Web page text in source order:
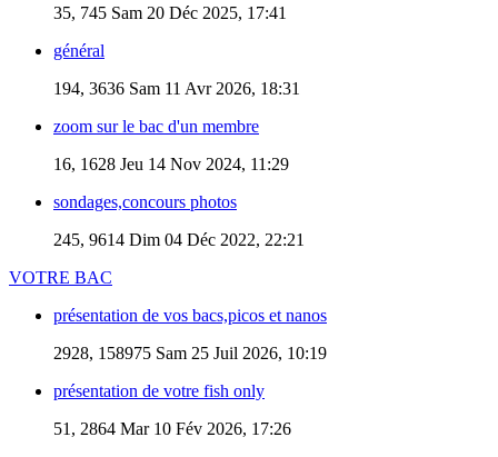
35, 745 Sam 20 Déc 2025, 17:41
général
194, 3636 Sam 11 Avr 2026, 18:31
zoom sur le bac d'un membre
16, 1628 Jeu 14 Nov 2024, 11:29
sondages,concours photos
245, 9614 Dim 04 Déc 2022, 22:21
VOTRE BAC
présentation de vos bacs,picos et nanos
2928, 158975 Sam 25 Juil 2026, 10:19
présentation de votre fish only
51, 2864 Mar 10 Fév 2026, 17:26